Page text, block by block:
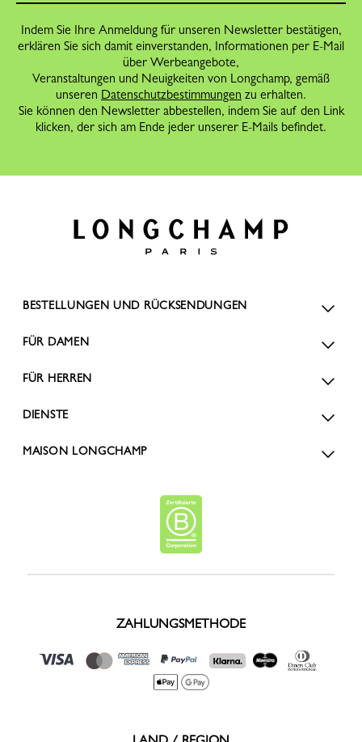
Indem Sie Ihre Anmeldung für unseren Newsletter bestätigen,
erklären Sie sich damit einverstanden, Informationen per E-Mail
über Werbeangebote,
Veranstaltungen und Neuigkeiten von Longchamp, gemäß
unseren Datenschutzbestimmungen zu erhalten.
Sie können den Newsletter abbestellen, indem Sie auf den Link
klicken, der sich am Ende jeder unserer E-Mails befindet.
BESTELLUNGEN UND RÜCKSENDUNGEN
FÜR DAMEN
FÜR HERREN
DIENSTE
MAISON LONGCHAMP
ZAHLUNGSMETHODE